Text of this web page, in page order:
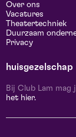
Over ons
Vacatures
Theatertechniek
Duurzaam
Privacy
huisgezelschap
Bij Club Lam mag
het hier.